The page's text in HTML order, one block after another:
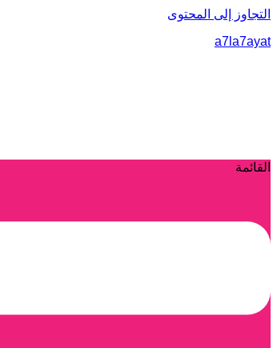
التجاوز إلى المحتوى
a7la7ayat
القائمة